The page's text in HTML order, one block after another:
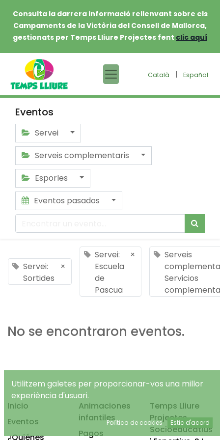
Consulta la darrera informació rellenvant sobre els
Campaments de la Victòria del Consell de Mallorca,
gestionats per Temps Lliure Projectes fent clic aquí
Català | Español
Eventos
Servei
Serveis complementaris
Esporles
Eventos pasados
Servei:
Sortides
×
Servei:
Escuela
de
Pascua
×
Serveis
Servicios
No se encontraron eventos.
Inicio
Eventos
¿Quiénes
Animaciones
infantiles
Pagos
Temps Lliure
Projectes
Socioeducatius
Utilitzem galetes per proporcionar-vos una millor
experiència d'usuari.
Política de cookies Estic d'acord